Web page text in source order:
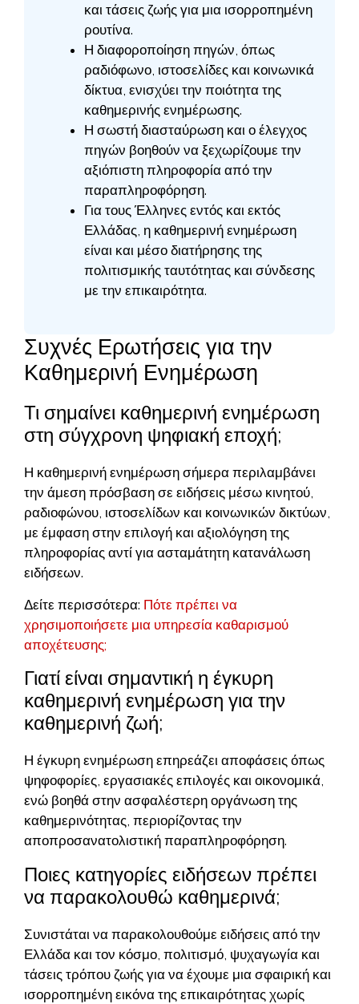
και τάσεις ζωής για μια ισορροπημένη
ρουτίνα.
Η διαφοροποίηση πηγών, όπως
ραδιόφωνο, ιστοσελίδες και κοινωνικά
δίκτυα, ενισχύει την ποιότητα της
καθημερινής ενημέρωσης.
Η σωστή διασταύρωση και ο έλεγχος
πηγών βοηθούν να ξεχωρίζουμε την
αξιόπιστη πληροφορία από την
παραπληροφόρηση.
Για τους Έλληνες εντός και εκτός
Ελλάδας, η καθημερινή ενημέρωση
είναι και μέσο διατήρησης της
πολιτισμικής ταυτότητας και σύνδεσης
με την επικαιρότητα.
Συχνές Ερωτήσεις για την
Καθημερινή Ενημέρωση
Τι σημαίνει καθημερινή ενημέρωση
στη σύγχρονη ψηφιακή εποχή;
Η καθημερινή ενημέρωση σήμερα περιλαμβάνει
την άμεση πρόσβαση σε ειδήσεις μέσω κινητού,
ραδιοφώνου, ιστοσελίδων και κοινωνικών δικτύων,
με έμφαση στην επιλογή και αξιολόγηση της
πληροφορίας αντί για ασταμάτητη κατανάλωση
ειδήσεων.
Δείτε περισσότερα: Πότε πρέπει να
χρησιμοποιήσετε μια υπηρεσία καθαρισμού
αποχέτευσης;
Γιατί είναι σημαντική η έγκυρη
καθημερινή ενημέρωση για την
καθημερινή ζωή;
Η έγκυρη ενημέρωση επηρεάζει αποφάσεις όπως
ψηφοφορίες, εργασιακές επιλογές και οικονομικά,
ενώ βοηθά στην ασφαλέστερη οργάνωση της
καθημερινότητας, περιορίζοντας την
αποπροσανατολιστική παραπληροφόρηση.
Ποιες κατηγορίες ειδήσεων πρέπει
να παρακολουθώ καθημερινά;
Συνιστάται να παρακολουθούμε ειδήσεις από την
Ελλάδα και τον κόσμο, πολιτισμό, ψυχαγωγία και
τάσεις τρόπου ζωής για να έχουμε μια σφαιρική και
ισορροπημένη εικόνα της επικαιρότητας χωρίς